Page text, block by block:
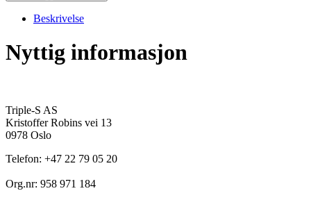
Beskrivelse
Nyttig informasjon
Triple-S AS
Kristoffer Robins vei 13
0978 Oslo
Telefon: +47 22 79 05 20
Org.nr: 958 971 184